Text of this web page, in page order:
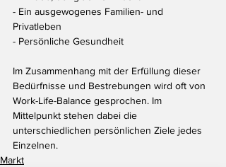
- Ein ausgewogenes Familien- und
Privatleben
- Persönliche Gesundheit
Im Zusammenhang mit der Erfüllung dieser
Bedürfnisse und Bestrebungen wird oft von
Work-Life-Balance gesprochen. Im
Mittelpunkt stehen dabei die
unterschiedlichen persönlichen Ziele jedes
Einzelnen.
Markt